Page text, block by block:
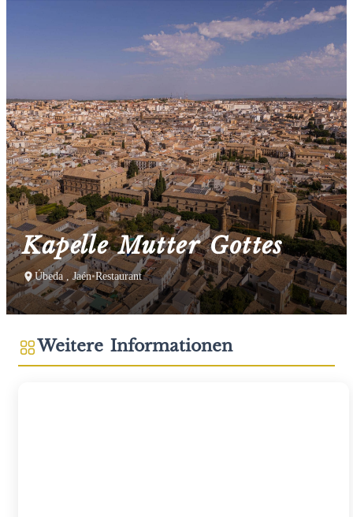
Kapelle Mutter Gottes
Úbeda , Jaén•Restaurant
Weitere Informationen